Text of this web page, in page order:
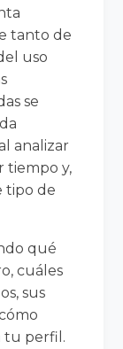
tanto de
uso
se
analizar
tiempo y,
tipo de
qué
cuáles
sus
tu perfil.